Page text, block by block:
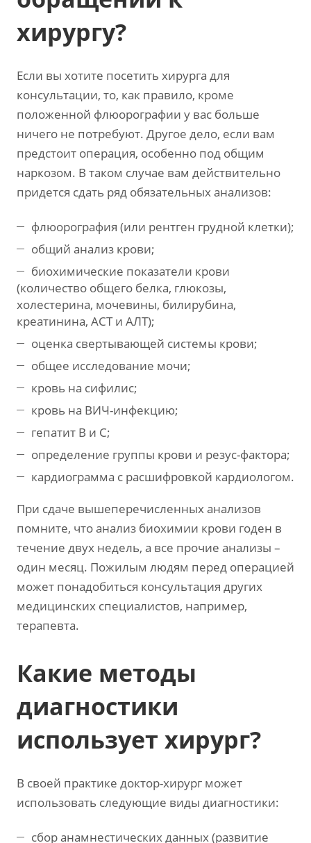
хирургу?
Если вы хотите посетить хирурга для
консультации, то, как правило, кроме
положенной флюорографии у вас больше
ничего не потребуют. Другое дело, если вам
предстоит операция, особенно под общим
наркозом. В таком случае вам действительно
придется сдать ряд обязательных анализов:
флюорография (или рентген грудной клетки);
общий анализ крови;
биохимические показатели крови
(количество общего белка, глюкозы,
холестерина, мочевины, билирубина,
креатинина, АСТ и АЛТ);
оценка свертывающей системы крови;
общее исследование мочи;
кровь на сифилис;
кровь на ВИЧ-инфекцию;
гепатит B и C;
определение группы крови и резус-фактора;
кардиограмма с расшифровкой кардиологом.
При сдаче вышеперечисленных анализов
помните, что анализ биохимии крови годен в
течение двух недель, а все прочие анализы –
один месяц. Пожилым людям перед операцией
может понадобиться консультация других
медицинских специалистов, например,
терапевта.
Какие методы
диагностики
использует хирург?
В своей практике доктор-хирург может
использовать следующие виды диагностики:
сбор анамнестических данных (развитие